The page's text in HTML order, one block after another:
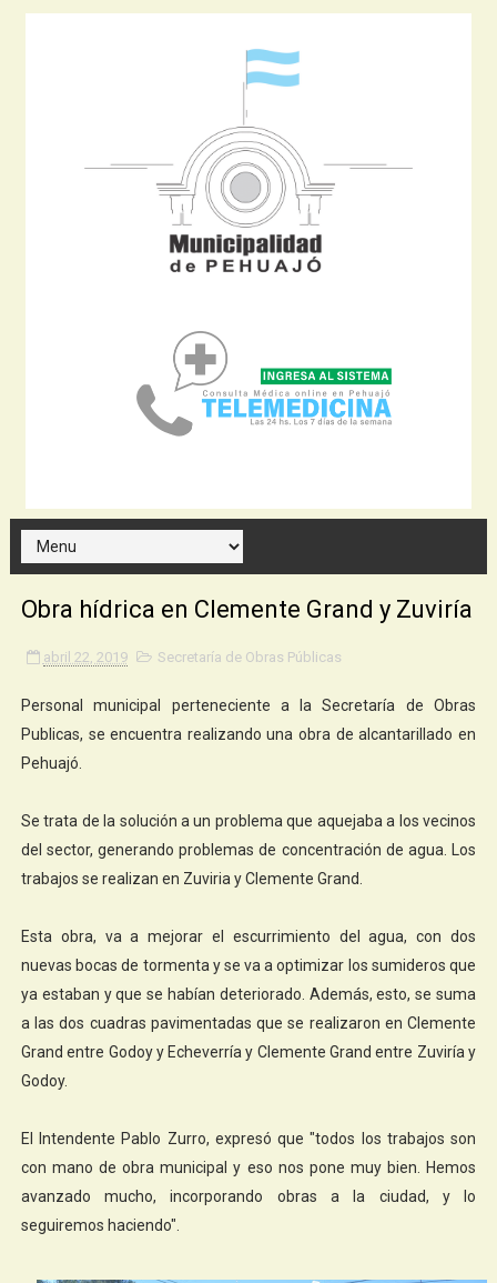
Obra hídrica en Clemente Grand y Zuviría
abril 22, 2019 Secretaría de Obras Públicas
Personal municipal perteneciente a la Secretaría de Obras
Publicas, se encuentra realizando una obra de alcantarillado en
Pehuajó.
Se trata de la solución a un problema que aquejaba a los vecinos
del sector, generando problemas de concentración de agua. Los
trabajos se realizan en Zuviria y Clemente Grand.
Esta obra, va a mejorar el escurrimiento del agua, con dos
nuevas bocas de tormenta y se va a optimizar los sumideros que
ya estaban y que se habían deteriorado. Además, esto, se suma
a las dos cuadras pavimentadas que se realizaron en Clemente
Grand entre Godoy y Echeverría y Clemente Grand entre Zuviría y
Godoy.
El Intendente Pablo Zurro, expresó que "todos los trabajos son
con mano de obra municipal y eso nos pone muy bien. Hemos
avanzado mucho, incorporando obras a la ciudad, y lo
seguiremos haciendo".